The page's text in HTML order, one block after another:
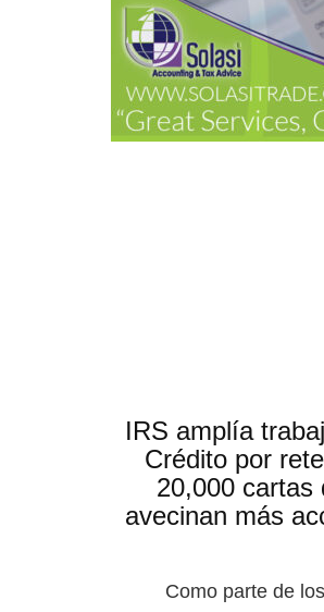
IRS amplía
Crédito por
20,000 cartas
avecinan más
Como parte de